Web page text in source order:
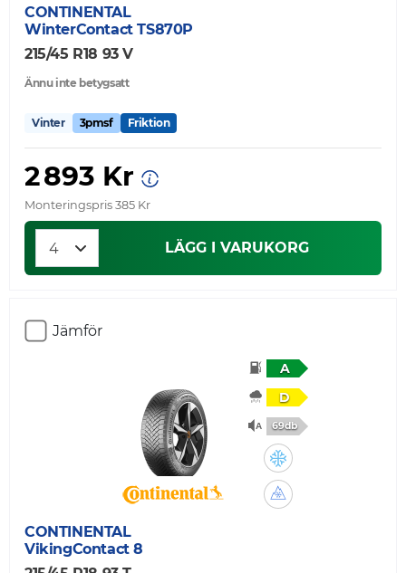
CONTINENTAL
WinterContact TS870P
215/45 R18 93 V
Ännu inte betygsatt
Vinter 3pmsf Friktion
2 893 Kr
Monteringspris 385 Kr
LÄGG I VARUKORG
Jämför
A
D
69db
CONTINENTAL
VikingContact 8